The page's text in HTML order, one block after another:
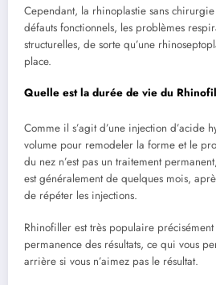
Cependant, la rhinoplastie sans
défauts fonctionnels, les problèmes
structurelles, de sorte qu’une
place.
Quelle est la durée de vie du
Comme il s’agit d’une injection d’acide
volume pour remodeler la forme et le
du nez n’est pas un traitement
est généralement de quelques mois,
de répéter les injections.
Rhinofiller est très populaire
permanence des résultats, ce qui vous
arrière si vous n’aimez pas le résultat.